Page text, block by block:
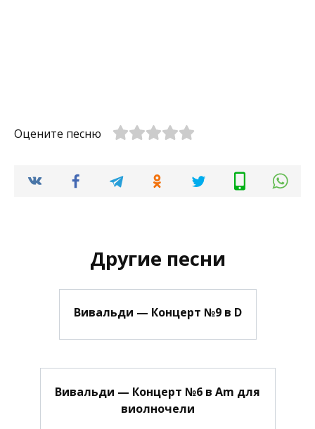
Оцените песню
Другие песни
Вивальди — Концерт №9 в D
Вивальди — Концерт №6 в Am для
виолночели